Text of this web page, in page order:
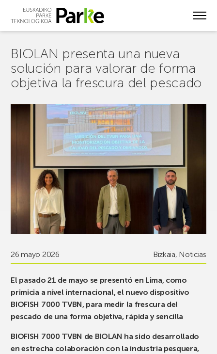
BIOLAN presenta una nueva
solución para valorar de forma
objetiva la frescura del pescado
26 mayo 2026 Bizkaia, Noticias
El pasado 21 de mayo se presentó en Lima, como
primicia a nivel internacional, el nuevo dispositivo
BIOFISH 7000 TVBN, para medir la frescura del
pescado de una forma objetiva, rápida y sencilla
BIOFISH 7000 TVBN de BIOLAN ha sido desarrollado
en estrecha colaboración con la industria pesquera,